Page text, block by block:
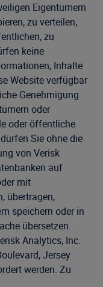
Eigentümern
zu verteilen,
zu
keine
Inhalte
Website verfügbar
Genehmigung
oder
oder öffentliche
Sie ohne die
von Verisk
auf
mit
übertragen,
speichern oder in
übersetzen.
Analytics, Inc.
Jersey
werden. Zu